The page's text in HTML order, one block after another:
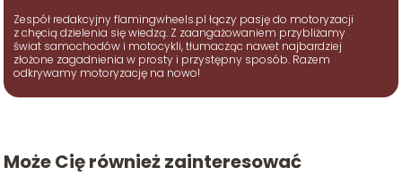
Zespół redakcyjny flamingwheels.pl łączy pasję do motoryzacji
z chęcią dzielenia się wiedzą. Z zaangażowaniem przybliżamy
świat samochodów i motocykli, tłumacząc nawet najbardziej
złożone zagadnienia w prosty i przystępny sposób. Razem
odkrywamy motoryzację na nowo!
Może Cię również zainteresować